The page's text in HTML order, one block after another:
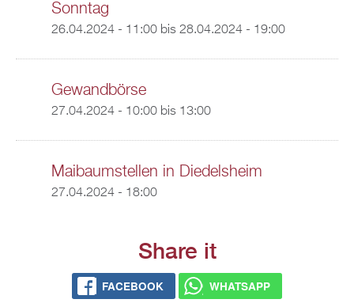
Sonntag
26.04.2024 - 11:00bis 28.04.2024 - 19:00
Gewandbörse
27.04.2024 - 10:00bis 13:00
Maibaumstellen in Diedelsheim
27.04.2024 - 18:00
Share it
FACEBOOK WHATSAPP